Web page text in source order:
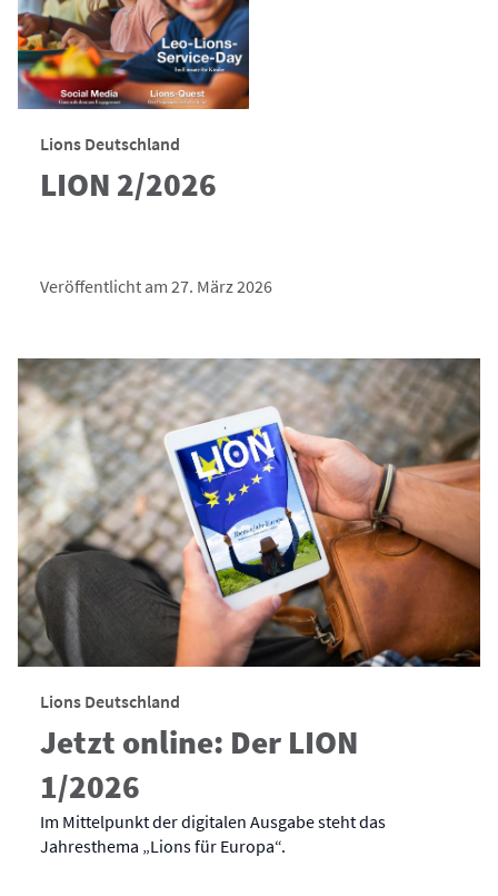
Lions Deutschland
LION 2/2026
Veröffentlicht am 27. März 2026
Lions Deutschland
Jetzt online: Der LION
1/2026
Im Mittelpunkt der digitalen Ausgabe steht das
Jahresthema „Lions für Europa“.